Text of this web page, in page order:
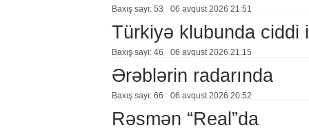
Baxış sayı: 53 06 avqust 2026 21:51
Türkiyə klubunda ciddi
Baxış sayı: 46 06 avqust 2026 21:15
Ərəblərin radarında
Baxış sayı: 66 06 avqust 2026 20:52
Rəsmən “Real”da